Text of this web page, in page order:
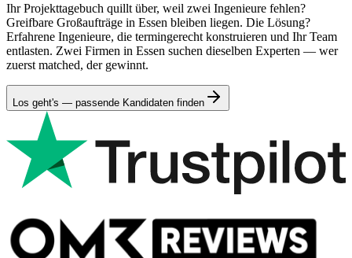
Ihr Projekttagebuch quillt über, weil zwei Ingenieure fehlen?
Greifbare Großaufträge in Essen bleiben liegen. Die Lösung?
Erfahrene Ingenieure, die termingerecht konstruieren und Ihr Team
entlasten. Zwei Firmen in Essen suchen dieselben Experten — wer
zuerst matched, der gewinnt.
Los geht's — passende Kandidaten finden